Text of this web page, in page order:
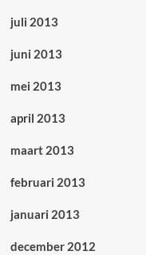
juli 2013
juni 2013
mei 2013
april 2013
maart 2013
februari 2013
januari 2013
december 2012